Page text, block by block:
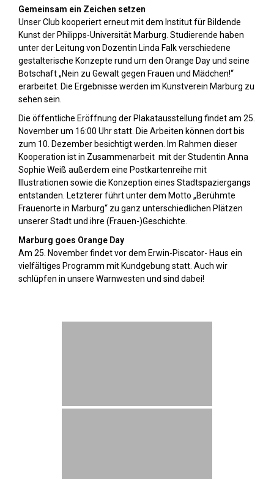
Gemeinsam ein Zeichen setzen
Unser Club kooperiert erneut mit dem Institut für Bildende
Kunst der Philipps-Universität Marburg. Studierende haben
unter der Leitung von Dozentin Linda Falk verschiedene
gestalterische Konzepte rund um den Orange Day und seine
Botschaft „Nein zu Gewalt gegen Frauen und Mädchen!“
erarbeitet. Die Ergebnisse werden im Kunstverein Marburg zu
sehen sein.
Die öffentliche Eröffnung der Plakatausstellung findet am 25.
November um 16:00 Uhr statt. Die Arbeiten können dort bis
zum 10. Dezember besichtigt werden. Im Rahmen dieser
Kooperation ist in Zusammenarbeit mit der Studentin Anna
Sophie Weiß außerdem eine Postkartenreihe mit
Illustrationen sowie die Konzeption eines Stadtspaziergangs
entstanden. Letzterer führt unter dem Motto „Berühmte
Frauenorte in Marburg“ zu ganz unterschiedlichen Plätzen
unserer Stadt und ihre (Frauen-)Geschichte.
Marburg goes Orange Day
Am 25. November findet vor dem Erwin-Piscator- Haus ein
vielfältiges Programm mit Kundgebung statt. Auch wir
schlüpfen in unsere Warnwesten und sind dabei!